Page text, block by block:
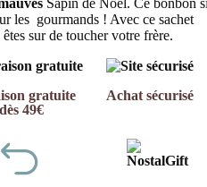
Sapin de Noël. Ce bonbon
les gourmands ! Avec ce sachet
êtes sur de toucher votre frère.
gratuite
dès 49€
Achat sécurisé